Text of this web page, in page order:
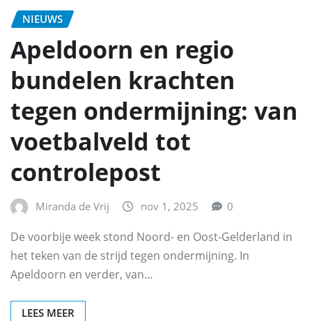
NIEUWS
Apeldoorn en regio
bundelen krachten
tegen ondermijning: van
voetbalveld tot
controlepost
Miranda de Vrij nov 1, 2025 0
De voorbije week stond Noord- en Oost-Gelderland in
het teken van de strijd tegen ondermijning. In
Apeldoorn en verder, van…
LEES MEER